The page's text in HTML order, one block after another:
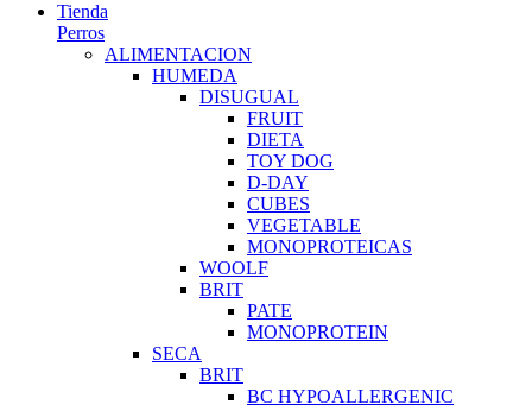
Tienda
Perros
ALIMENTACION
HUMEDA
DISUGUAL
FRUIT
DIETA
TOY DOG
D-DAY
CUBES
VEGETABLE
MONOPROTEICAS
WOOLF
BRIT
PATE
MONOPROTEIN
SECA
BRIT
BC HYPOALLERGENIC